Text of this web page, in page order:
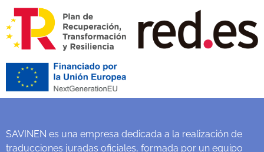
SAVINEN es una empresa dedicada a la realización de
traducciones juradas oficiales, formada por un equipo